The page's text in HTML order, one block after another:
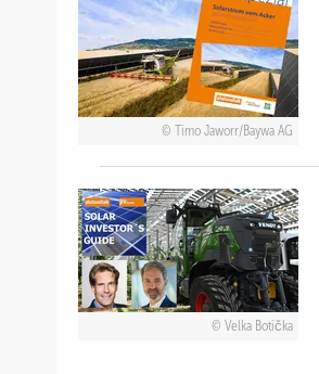
Timo Jaworr/Baywa AG
Velka Botička